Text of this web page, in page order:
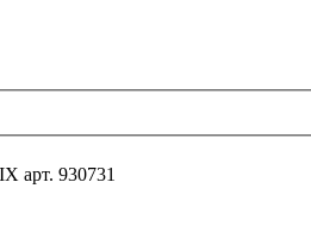
арт. 930731